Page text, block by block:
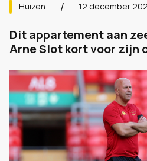
Huizen 12 december
Dit appartement aan
Arne Slot kort voor zijn